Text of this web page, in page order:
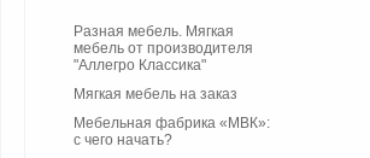
Разная мебель. Мягкая
мебель от производителя
"Аллегро Классика"
Мягкая мебель на заказ
Мебельная фабрика «МВК»:
с чего начать?